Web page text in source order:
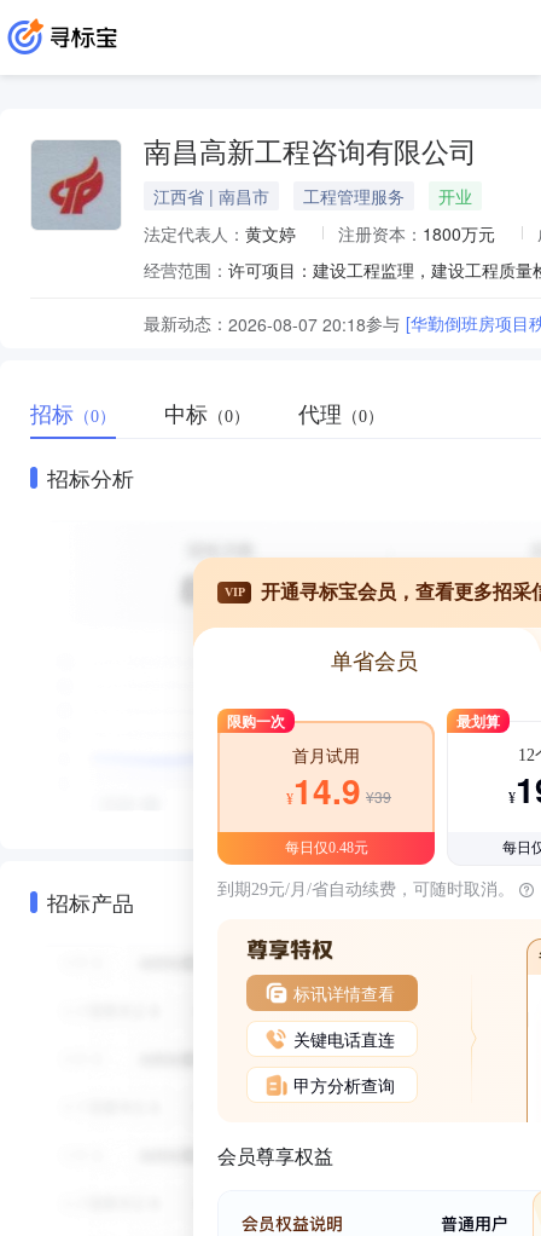
南昌高新工程咨询有限公司
江西省 | 南昌市 工程管理服务
开业
法定代表人： 黄文婷 注册资本： 1800万元
经营范围：
最新动态： 2026-08-07 20:18参与 [华勤倒班房项目
招标 （0） 中标 （0） 代理 （0）
招标分析
招标产品
VIP 开通寻标宝会员，查看更多招采
单省会员
限购一次
首月试用
¥14.9 ¥39
每日仅0.48元
最划算
12
¥
每日
到期29元/月/省自动续费，可随时取消。
标讯详情查看
关键电话直连
甲方分析查询
会员尊享权益